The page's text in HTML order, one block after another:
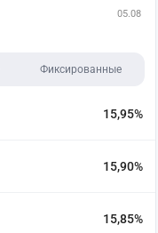
05.08
Фиксированные
15,95%
15,90%
15,85%